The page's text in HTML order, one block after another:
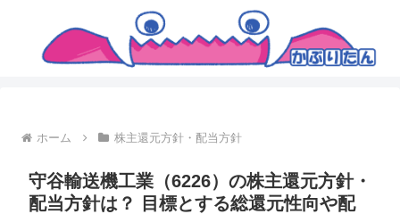
ホーム 株主還元方針・配当方針
守谷輸送機工業（6226）の株主還元方針・
配当方針は？ 目標とする総還元性向や配